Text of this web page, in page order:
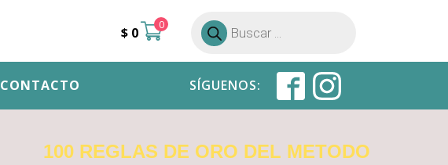
$ 0 0
Búsqueda
de
productos
CONTACTO SÍGUENOS:
100 REGLAS DE ORO DEL METODO